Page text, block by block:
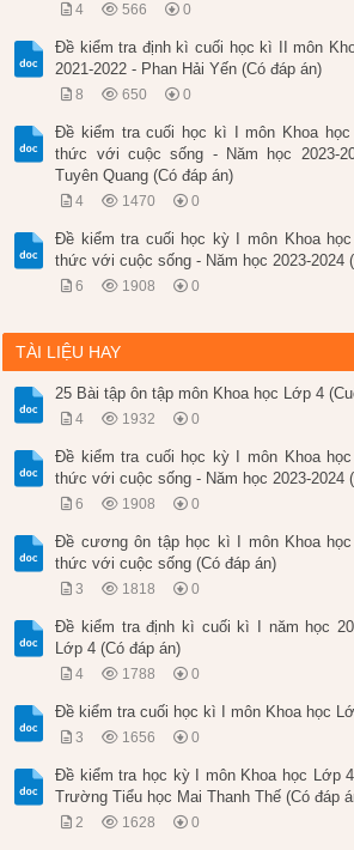
4 566 0
Đề kiểm tra định kì cuối học kì II môn
2021-2022 - Phan Hải Yến (Có đáp án)
8 650 0
Đề kiểm tra cuối học kì I môn Khoa
thức với cuộc sống - Năm học 2023-
Tuyên Quang (Có đáp án)
4 1470 0
Đề kiểm tra cuối học kỳ I môn Khoa
thức với cuộc sống - Năm học 2023-2024
6 1908 0
TÀI LIỆU HAY
25 Bài tập ôn tập môn Khoa học Lớp 4
4 1932 0
Đề kiểm tra cuối học kỳ I môn Khoa
thức với cuộc sống - Năm học 2023-2024
6 1908 0
Đề cương ôn tập học kì I môn Khoa
thức với cuộc sống (Có đáp án)
3 1818 0
Đề kiểm tra định kì cuối kì I năm học
Lớp 4 (Có đáp án)
4 1788 0
Đề kiểm tra cuối học kì I môn Khoa học
3 1656 0
Đề kiểm tra học kỳ I môn Khoa học Lớp
Trường Tiểu học Mai Thanh Thế (Có đáp
2 1628 0